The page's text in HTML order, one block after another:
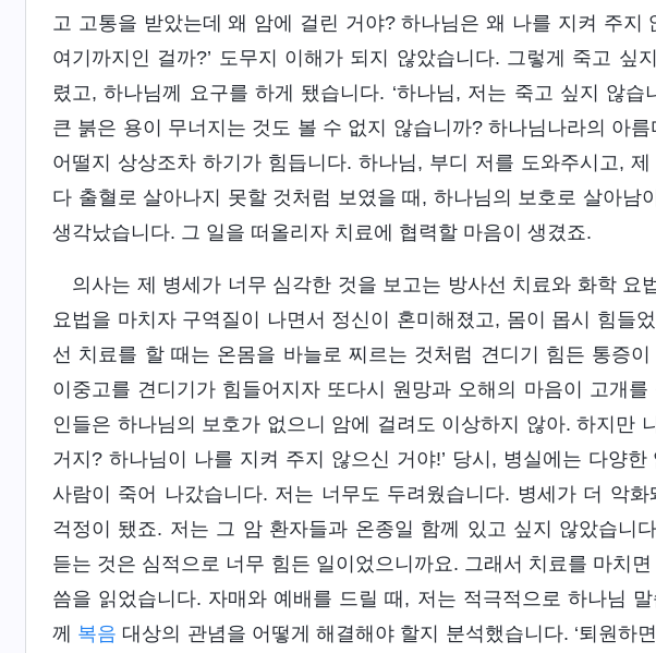
고 고통을 받았는데 왜 암에 걸린 거야? 하나님은 왜 나를 지켜 주지
여기까지인 걸까?’ 도무지 이해가 되지 않았습니다. 그렇게 죽고 싶
렸고, 하나님께 요구를 하게 됐습니다. ‘하나님, 저는 죽고 싶지 않
큰 붉은 용이 무너지는 것도 볼 수 없지 않습니까? 하나님나라의 아
어떨지 상상조차 하기가 힘듭니다. 하나님, 부디 저를 도와주시고,
다 출혈로 살아나지 못할 것처럼 보였을 때, 하나님의 보호로 살아남
생각났습니다. 그 일을 떠올리자 치료에 협력할 마음이 생겼죠.
의사는 제 병세가 너무 심각한 것을 보고는 방사선 치료와 화학 요
요법을 마치자 구역질이 나면서 정신이 혼미해졌고, 몸이 몹시 힘들
선 치료를 할 때는 온몸을 바늘로 찌르는 것처럼 견디기 힘든 통증
이중고를 견디기가 힘들어지자 또다시 원망과 오해의 마음이 고개
인들은 하나님의 보호가 없으니 암에 걸려도 이상하지 않아. 하지만
거지? 하나님이 나를 지켜 주지 않으신 거야!’ 당시, 병실에는 다양
사람이 죽어 나갔습니다. 저는 너무도 두려웠습니다. 병세가 더 악
걱정이 됐죠. 저는 그 암 환자들과 온종일 함께 있고 싶지 않았습니
듣는 것은 심적으로 너무 힘든 일이었으니까요. 그래서 치료를 마치
씀을 읽었습니다. 자매와 예배를 드릴 때, 저는 적극적으로 하나님
께 복음 대상의 관념을 어떻게 해결해야 할지 분석했습니다. ‘퇴원하